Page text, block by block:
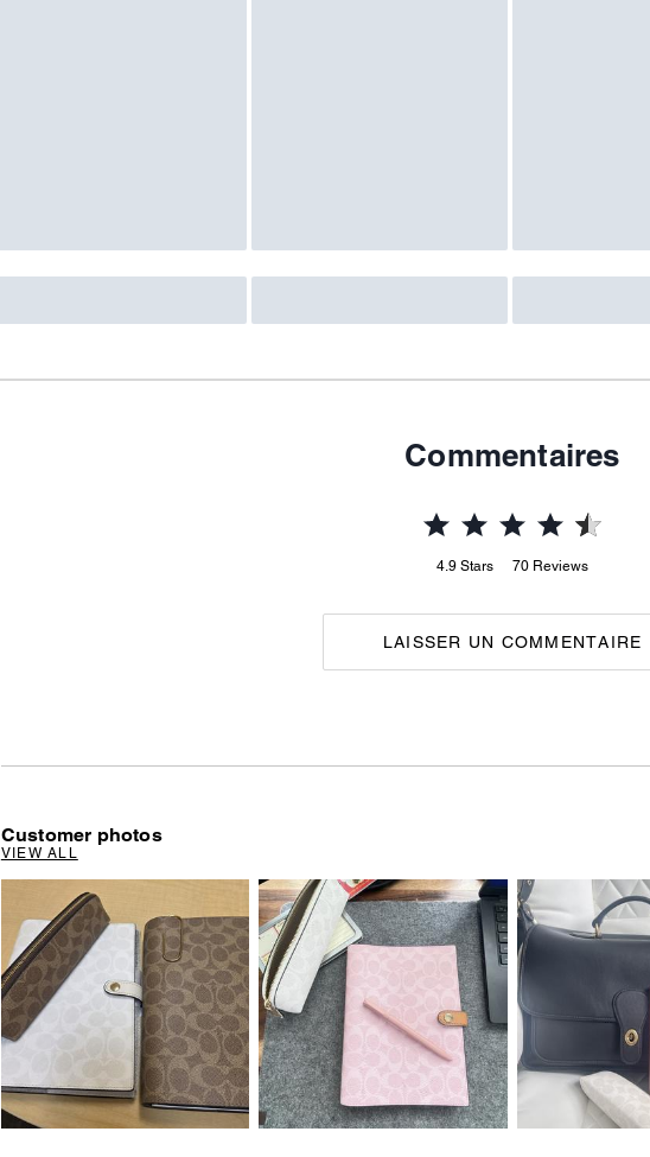
Commentaires
4.9 Stars 70 Reviews
LAISSER UN COMMENTAIRE
Customer photos
VIEW ALL